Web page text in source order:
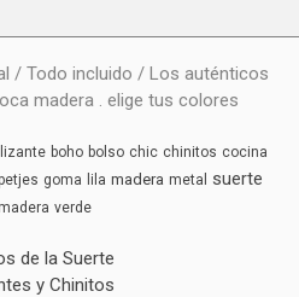
/ Todo incluido / Los auténticos
madera . elige tus colores
boho bolso chic chinitos cocina
goma lila madera metal suerte
verde
de la Suerte
y Chinitos